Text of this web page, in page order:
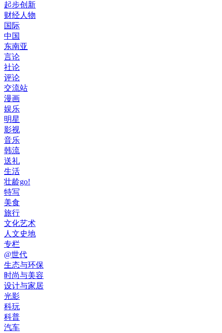
起步创新
财经人物
国际
中国
东南亚
言论
社论
评论
交流站
漫画
娱乐
明星
影视
音乐
韩流
送礼
生活
壮龄go!
特写
美食
旅行
文化艺术
人文史地
专栏
@世代
生态与环保
时尚与美容
设计与家居
光影
科玩
科普
汽车